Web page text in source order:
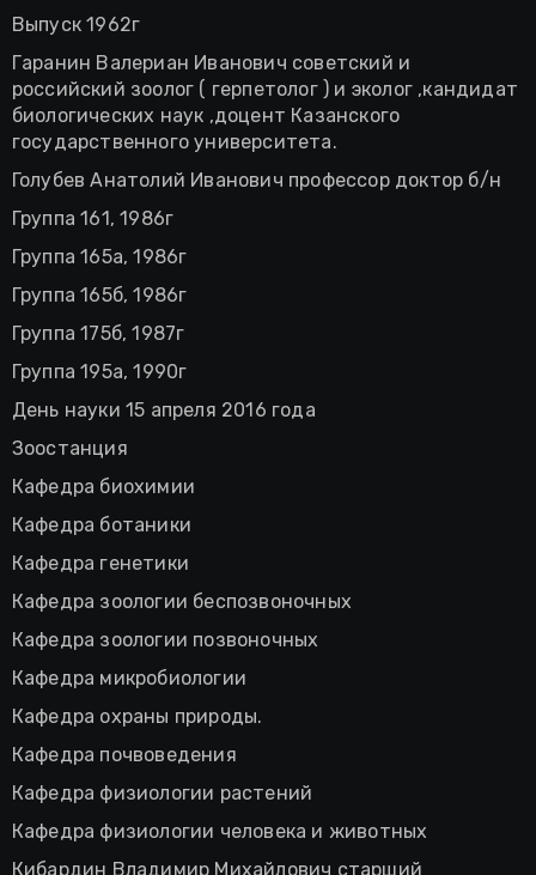
Выпуск 1962г
Гаранин Валериан Иванович советский и
российский зоолог ( герпетолог ) и эколог ,кандидат
биологических наук ,доцент Казанского
государственного университета.
Голубев Анатолий Иванович профессор доктор б/н
Группа 161, 1986г
Группа 165а, 1986г
Группа 165б, 1986г
Группа 175б, 1987г
Группа 195а, 1990г
День науки 15 апреля 2016 года
Зоостанция
Кафедра биохимии
Кафедра ботаники
Кафедра генетики
Кафедра зоологии беспозвоночных
Кафедра зоологии позвоночных
Кафедра микробиологии
Кафедра охраны природы.
Кафедра почвоведения
Кафедра физиологии растений
Кафедра физиологии человека и животных
Кибардин Владимир Михайлович старший